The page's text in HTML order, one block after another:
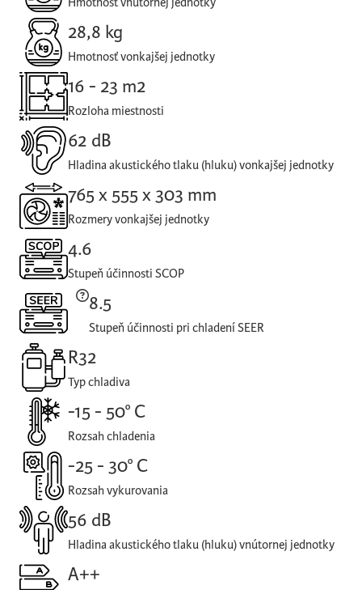
28,8 kg
Hmotnosť vonkajšej jednotky
16 - 23 m2
Rozloha miestnosti
62 dB
Hladina akustického tlaku (hluku) vonkajšej jednotky
765 x 555 x 303 mm
Rozmery vonkajšej jednotky
4.6
Stupeň účinnosti SCOP
8.5
Stupeň účinnosti pri chladení SEER
R32
Typ chladiva
-15 - 50° C
Rozsah chladenia
-25 - 30° C
Rozsah vykurovania
56 dB
Hladina akustického tlaku (hluku) vnútornej jednotky
A++